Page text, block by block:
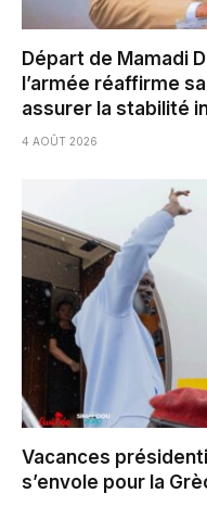
Départ de Mamadi
l’armée réaffirme
assurer la stabilité
4 AOÛT 2026
Vacances
s’envole pour la